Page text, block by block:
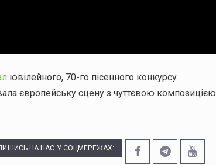
ювілейного, 70-го пісенного конкурсу
європейську сцену з чуттєвою композицією
НА НАС У СОЦМЕРЕЖАХ: